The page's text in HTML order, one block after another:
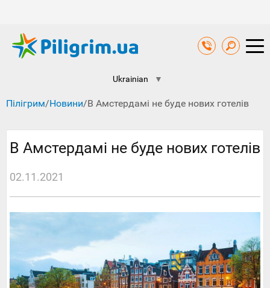
Ukrainian ▼
Пілігрим/Новини/В Амстердамі не буде нових готелів
В Амстердамі не буде нових готелів
02.11.2021